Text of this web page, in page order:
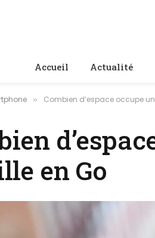
Accueil Actualité
» Combien d’espace occupe
en Go